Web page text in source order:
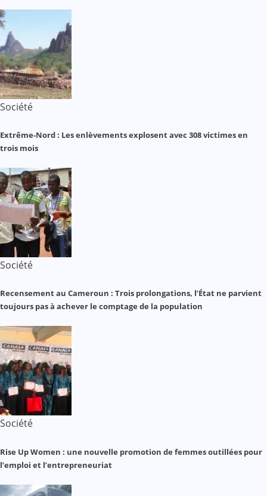
Société
Extrême-Nord : Les enlèvements explosent avec 308 victimes en
trois mois
Société
Recensement au Cameroun : Trois prolongations, l’État ne parvient
toujours pas à achever le comptage de la population
Société
Rise Up Women : une nouvelle promotion de femmes outillées pour
l’emploi et l’entrepreneuriat